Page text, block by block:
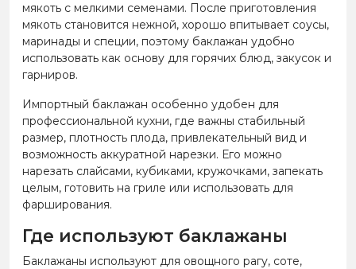
мякоть с мелкими семенами. После приготовления
мякоть становится нежной, хорошо впитывает соусы,
маринады и специи, поэтому баклажан удобно
использовать как основу для горячих блюд, закусок и
гарниров.
Импортный баклажан особенно удобен для
профессиональной кухни, где важны стабильный
размер, плотность плода, привлекательный вид и
возможность аккуратной нарезки. Его можно
нарезать слайсами, кубиками, кружочками, запекать
целым, готовить на гриле или использовать для
фарширования.
Где используют баклажаны
Баклажаны используют для овощного рагу, соте,